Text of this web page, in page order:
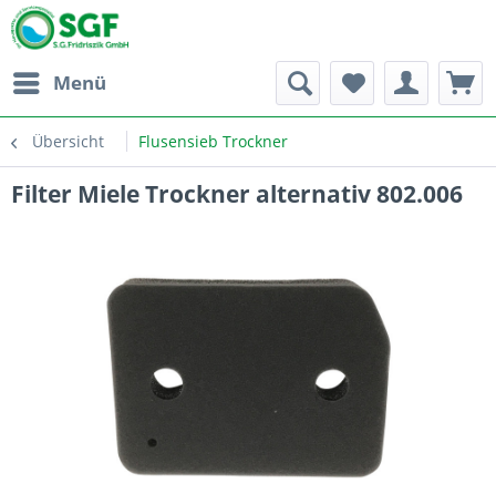
Menü
Übersicht Flusensieb Trockner
Filter Miele Trockner alternativ 802.006